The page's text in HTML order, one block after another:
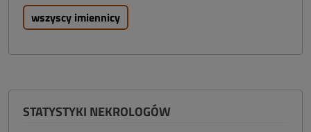
wszyscy imiennicy
STATYSTYKI NEKROLOGÓW